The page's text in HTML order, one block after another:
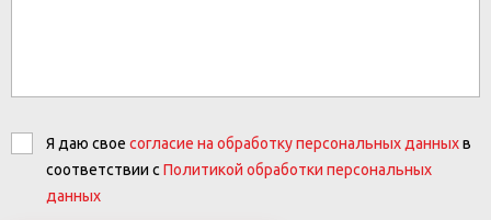
Я даю своесогласие на обработку персональных данныхв
соответствии сПолитикой обработки персональных
данных